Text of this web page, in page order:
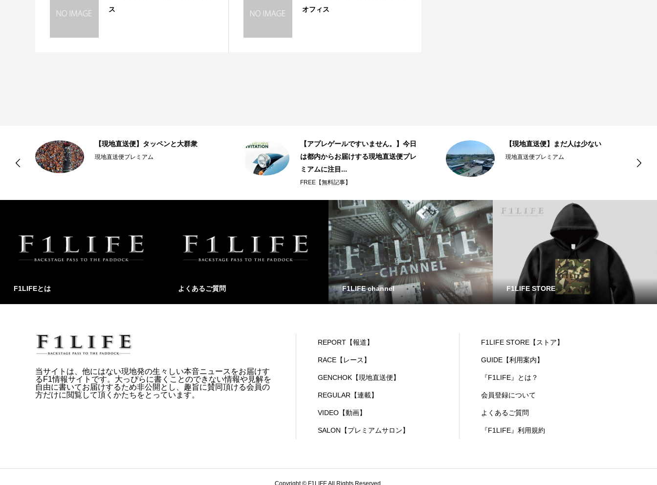
ス
オフィス
【現地直送便】タッペンと大群衆
現地直送便プレミアム
【アプレゲールですいません。】今日
は都内からお届けする現地直送便プレ
ミアムに注目...
FREE【無料記事】
【現地直送便】まだ人は少ない
現地直送便プレミアム
F1LIFEとは よくあるご質問 F1LIFE channel F1LIFE STORE
当サイトは、他にはない現地発の生々しい本音ニュースをお届けす
るF1情報サイトです。大っぴらに書くことのできない情報や見解を
自由に書いてお届けするため非公開とし、趣旨に賛同頂ける会員の
方だけに閲覧して頂くかたちをとっています。
REPORT【報道】
RACE【レース】
GENCHOK【現地直送便】
REGULAR【連載】
VIDEO【動画】
SALON【プレミアムサロン】
F1LIFE STORE【ストア】
GUIDE【利用案内】
『F1LIFE』とは？
会員登録について
よくあるご質問
『F1LIFE』利用規約
Copyright © F1LIFE All Rights Reserved.